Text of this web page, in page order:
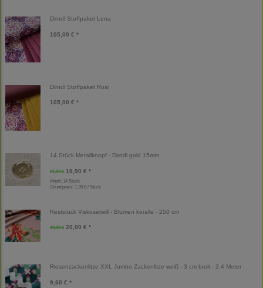
Dirndl Stoffpaket Lena
105,00 € *
Dirndl Stoffpaket Rosi
105,00 € *
14 Stück Metallknopf - Dirndl gold 15mm
21,00 € 18,90 € *
Inhalt: 14 Stück
Grundpreis: 1,35 € / Stück
Reststück Viskosetwill - Blumen koralle - 250 cm
40,00 € 20,00 € *
Riesenzackenlitze XXL Jumbo Zackenlitze weiß - 3 cm breit - 2,4 Meter
9,60 € *